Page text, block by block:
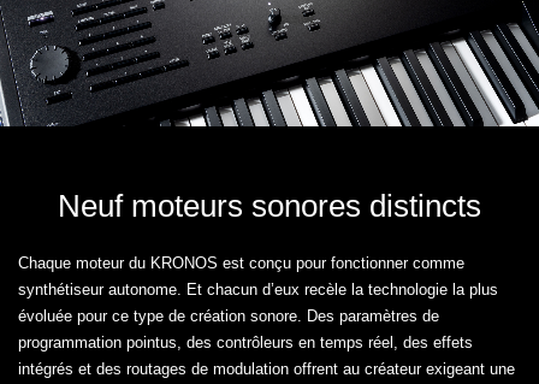
Neuf moteurs sonores distincts
Chaque moteur du KRONOS est conçu pour fonctionner comme
synthétiseur autonome. Et chacun d’eux recèle la technologie la plus
évoluée pour ce type de création sonore. Des paramètres de
programmation pointus, des contrôleurs en temps réel, des effets
intégrés et des routages de modulation offrent au créateur exigeant une